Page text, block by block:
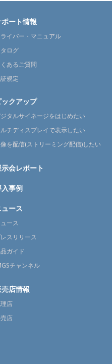
ート情報
ライバー・マニュアル
ログ
あるご質問
規定
ックアップ
タルサイネージをはじめたい
チディスプレイで表示したい
を配信(ストリーミング配信)したい
示会レポート
事例
ュース
ース
スリリース
ガイド
チャンネル
店情報
店
店